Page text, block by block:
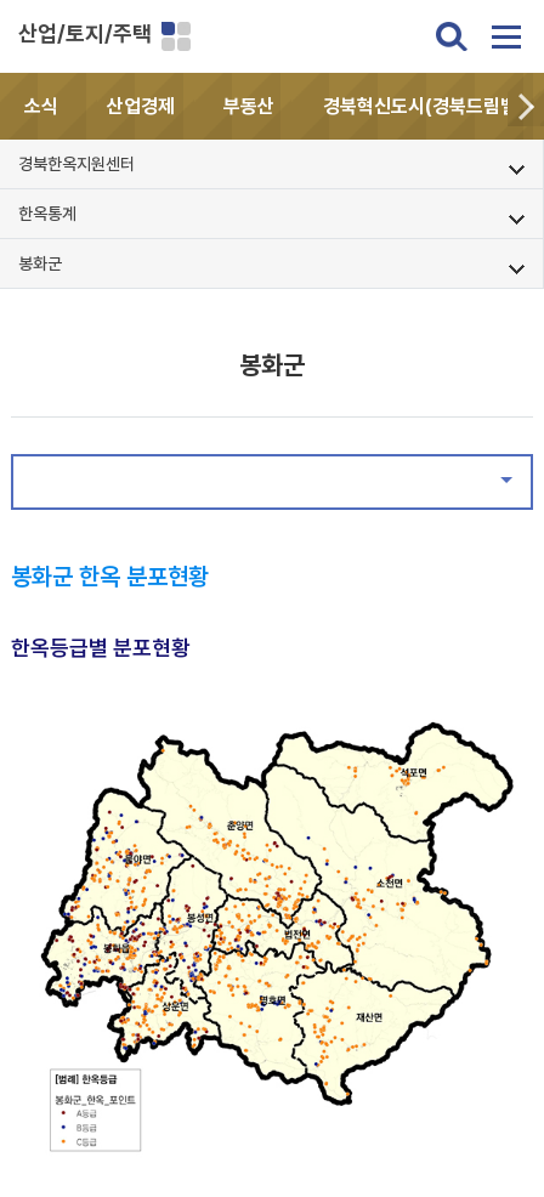
산업/토지/주택
소식 산업경제 부동산 경북혁신도시(경북드림밸리)
경북한옥지원센터
한옥통계
봉화군
봉화군
봉화군 한옥 분포현황
한옥등급별 분포현황